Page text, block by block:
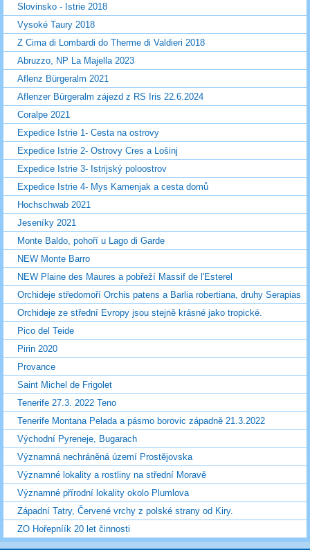
Slovinsko - Istrie 2018
Vysoké Taury 2018
Z Cima di Lombardi do Therme di Valdieri 2018
Abruzzo, NP La Majella 2023
Aflenz Bürgeralm 2021
Aflenzer Bürgeralm zájezd z RS Iris 22.6.2024
Coralpe 2021
Expedice Istrie 1- Cesta na ostrovy
Expedice Istrie 2- Ostrovy Cres a Lošinj
Expedice Istrie 3- Istrijský poloostrov
Expedice Istrie 4- Mys Kamenjak a cesta domů
Hochschwab 2021
Jeseníky 2021
Monte Baldo, pohoří u Lago di Garde
NEW Monte Barro
NEW Plaine des Maures a pobřeží Massif de l'Esterel
Orchideje středomoří Orchis patens a Barlia robertiana, druhy Serapias
Orchideje ze střední Evropy jsou stejně krásné jako tropické.
Pico del Teide
Pirin 2020
Provance
Saint Michel de Frigolet
Tenerife 27.3. 2022 Teno
Tenerife Montana Pelada a pásmo borovic západně 21.3.2022
Východní Pyreneje, Bugarach
Významná nechráněná území Prostějovska
Významné lokality a rostliny na střední Moravě
Významné přírodní lokality okolo Plumlova
Západní Tatry, Červené vrchy z polské strany od Kiry.
ZO Hořepníík 20 let činnosti